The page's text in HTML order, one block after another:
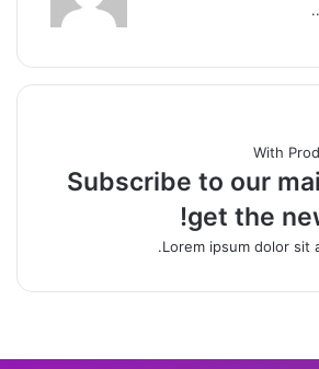
With
Subscribe to our
get the
Lorem ipsum dolor sit